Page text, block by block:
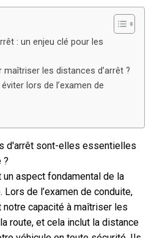
: un enjeu clé pour les
les distances d’arrêt ?
lors de l’examen de
d'arrêt sont-elles essentielles
?
aspect fondamental de la
de l’examen de conduite,
capacité à maîtriser les
route, et cela inclut la distance